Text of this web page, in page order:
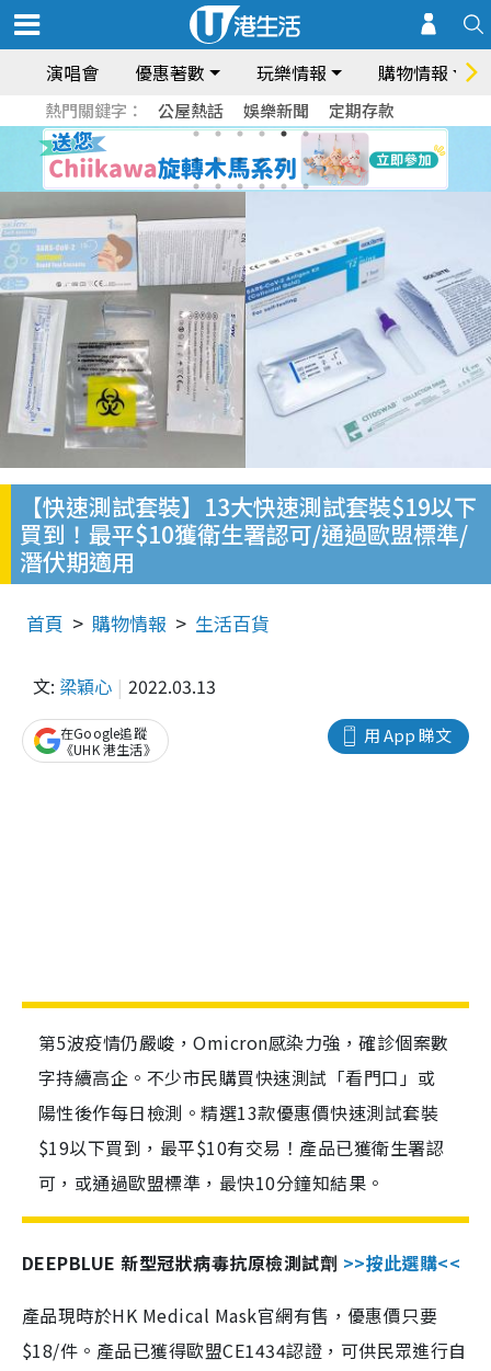
演唱會 優惠著數 玩樂情報 購物情報
熱門關鍵字： 公屋熱話 娛樂新聞 定期存款
【快速測試套裝】13大快速測試套裝$19以下
買到！最平$10獲衛生署認可/通過歐盟標準/
潛伏期適用
首頁 購物情報 生活百貨
文: 梁穎心 2022.03.13
用 App 睇文
在Google追蹤
《UHK 港生活》
第5波疫情仍嚴峻，Omicron感染力強，確診個案數
字持續高企。不少市民購買快速測試「看門口」或
陽性後作每日檢測。精選13款優惠價快速測試套裝
$19以下買到，最平$10有交易！產品已獲衛生署認
可，或通過歐盟標準，最快10分鐘知結果。
DEEPBLUE 新型冠狀病毒抗原檢測試劑 >>按此選購<<
產品現時於HK Medical Mask官網有售，優惠價只要
$18/件。產品已獲得歐盟CE1434認證，可供民眾進行自